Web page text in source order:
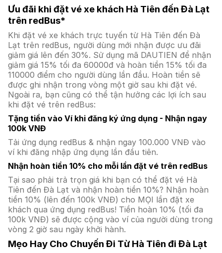
Ưu đãi khi đặt vé xe khách Hà Tiên đến Đà Lạt
trên redBus*
Khi đặt vé xe khách trực tuyến từ Hà Tiên đến Đà
Lạt trên redBus, người dùng mới nhận được ưu đãi
giảm giá lên đến 30%. Sử dụng mã DAUTIEN để nhận
giảm giá 15% tối đa 60000đ và hoàn tiền 15% tối đa
110000 điểm cho người dùng lần đầu. Hoàn tiền sẽ
được ghi nhận trong vòng một giờ sau khi đặt vé.
Ngoài ra, bạn cũng có thể tận hưởng các lợi ích sau
khi đặt vé trên redBus:
Tặng tiền vào Ví khi đăng ký ứng dụng - Nhận ngay
100k VNĐ
Tải ứng dụng redBus & nhận ngay 100.000 VNĐ vào
ví khi đăng nhập ứng dụng lần đầu tiên.
Nhận hoàn tiền 10% cho mỗi lần đặt vé trên redBus
Tại sao phải trả trọn giá khi bạn có thể đặt vé Hà
Tiên đến Đà Lạt và nhận hoàn tiền 10%? Nhận hoàn
tiền 10% (lên đến 100k VNĐ) cho MỌI lần đặt xe
khách qua ứng dụng redBus! Tiền hoàn 10% (tối đa
100k VNĐ) sẽ được cộng vào ví của người dùng trong
vòng 2 giờ sau ngày khởi hành.
Mẹo Hay Cho Chuyến Đi Từ Hà Tiên đi Đà Lạt